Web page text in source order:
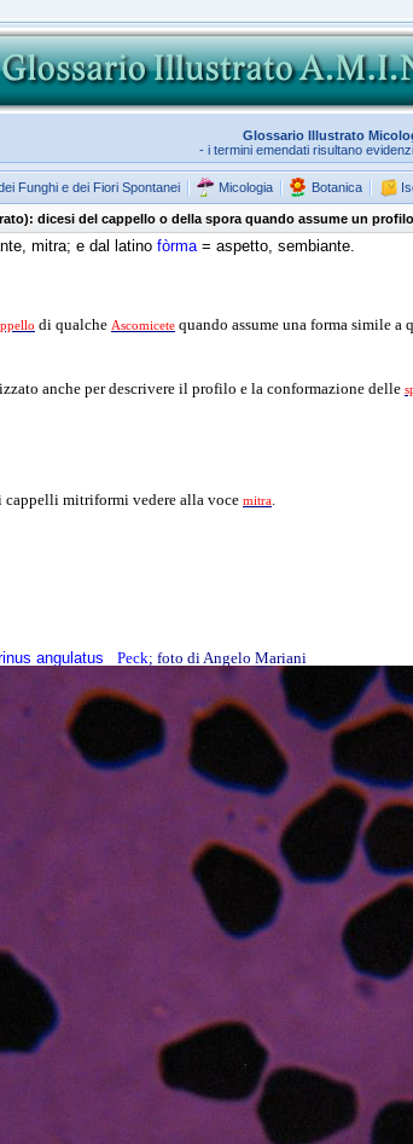
Glossario Illustrato
- i termini emendati risultano
Funghi e dei Fiori Spontanei Micologia Botanica
dicesi del cappello o della spora quando assume un
mitra; e dal latino fòrma = aspetto, sembiante.
di qualche Ascomicete quando assume una forma simile
anche per descrivere il profilo e la conformazione delle
cappelli mitriformi vedere alla voce mitra.
angulatus Peck; foto di Angelo Mariani